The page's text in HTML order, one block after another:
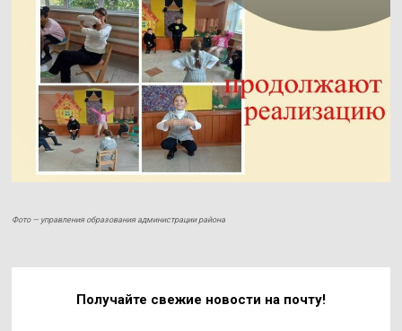
Фото — управления образования администрации района
Получайте свежие новости на почту!